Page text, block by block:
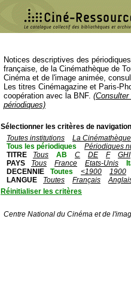
Notices descriptives des
française, de la Cinémathèque de
Cinéma et de l'image animée,
Les titres Cinémagazine et Paris-
coopération avec la BNF.
périodiques)
Sélectionner les critères de
Toutes institutions
La
Tous les périodiques
Périodiques
TITRE
Tous AB C DE F
GHI
PAYS
Tous France Etats-Unis
DECENNIE
Toutes <1900
1900
LANGUE
Toutes Français
Réinitialiser les critères
Centre National du Cinéma et de